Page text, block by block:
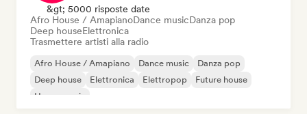
&gt; 5000 risposte date
Afro House / AmapianoDance musicDanza pop
Deep houseElettronica
Trasmettere artisti alla radio
Afro House / Amapiano Dance music
Danza pop
Deep house
Elettronica Elettropop
Future house
House music